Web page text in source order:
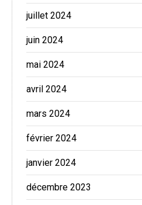
juillet 2024
juin 2024
mai 2024
avril 2024
mars 2024
février 2024
janvier 2024
décembre 2023